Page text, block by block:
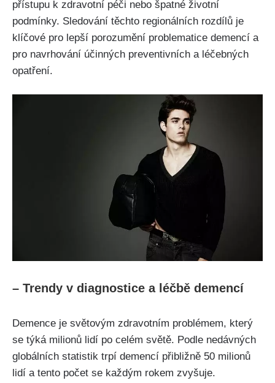
přístupu k zdravotní péči nebo špatné životní
podmínky. Sledování těchto regionálních rozdílů je
klíčové pro lepší porozumění problematice demencí a
pro navrhování účinných preventivních a léčebných
opatření.
– Trendy v diagnostice a léčbě demencí
Demence je světovým zdravotním problémem, který
se týká milionů lidí po celém světě. Podle nedávných
globálních statistik trpí demencí přibližně 50 milionů
lidí a tento počet se každým rokem zvyšuje.